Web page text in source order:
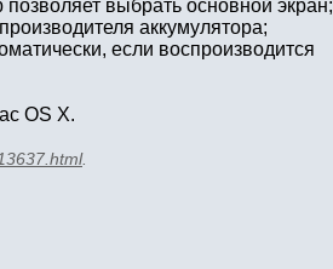
выбрать основной экран;
аккумулятора;
если воспроизводится
OS X.
.